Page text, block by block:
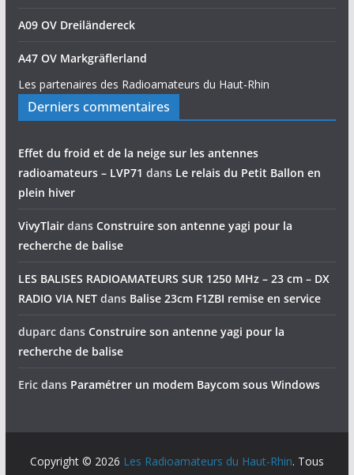
A09 OV Dreiländereck
A47 OV Markgräflerland
Les partenaires des Radioamateurs du Haut-Rhin
Derniers commentaires
Effet du froid et de la neige sur les antennes
radioamateurs – LVP71 dans Le relais du Petit Ballon en
plein hiver
VivyTlairdans Construire son antenne yagi pour la
recherche de balise
LES BALISES RADIOAMATEURS SUR 1250 MHz – 23 cm – DX
RADIO VIA NETdans Balise 23cm F1ZBI remise en service
duparcdans Construire son antenne yagi pour la
recherche de balise
Ericdans Paramétrer un modem Baycom sous Windows
Copyright © 2026 Les Radioamateurs du Haut-Rhin. Tous